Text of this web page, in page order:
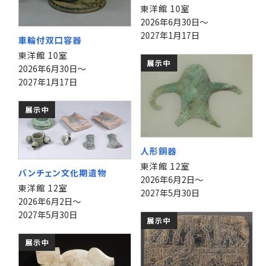
車輪付双口容器
東洋館 10室
2026年6月30日～
2027年1月17日
東洋館 10室
2026年6月30日～
2027年1月17日
展示中
人形銅器
東洋館 12室
2026年6月2日～
2027年5月30日
展示中
バンチェン文化期遺物
東洋館 12室
2026年6月2日～
2027年5月30日
展示中
展示中